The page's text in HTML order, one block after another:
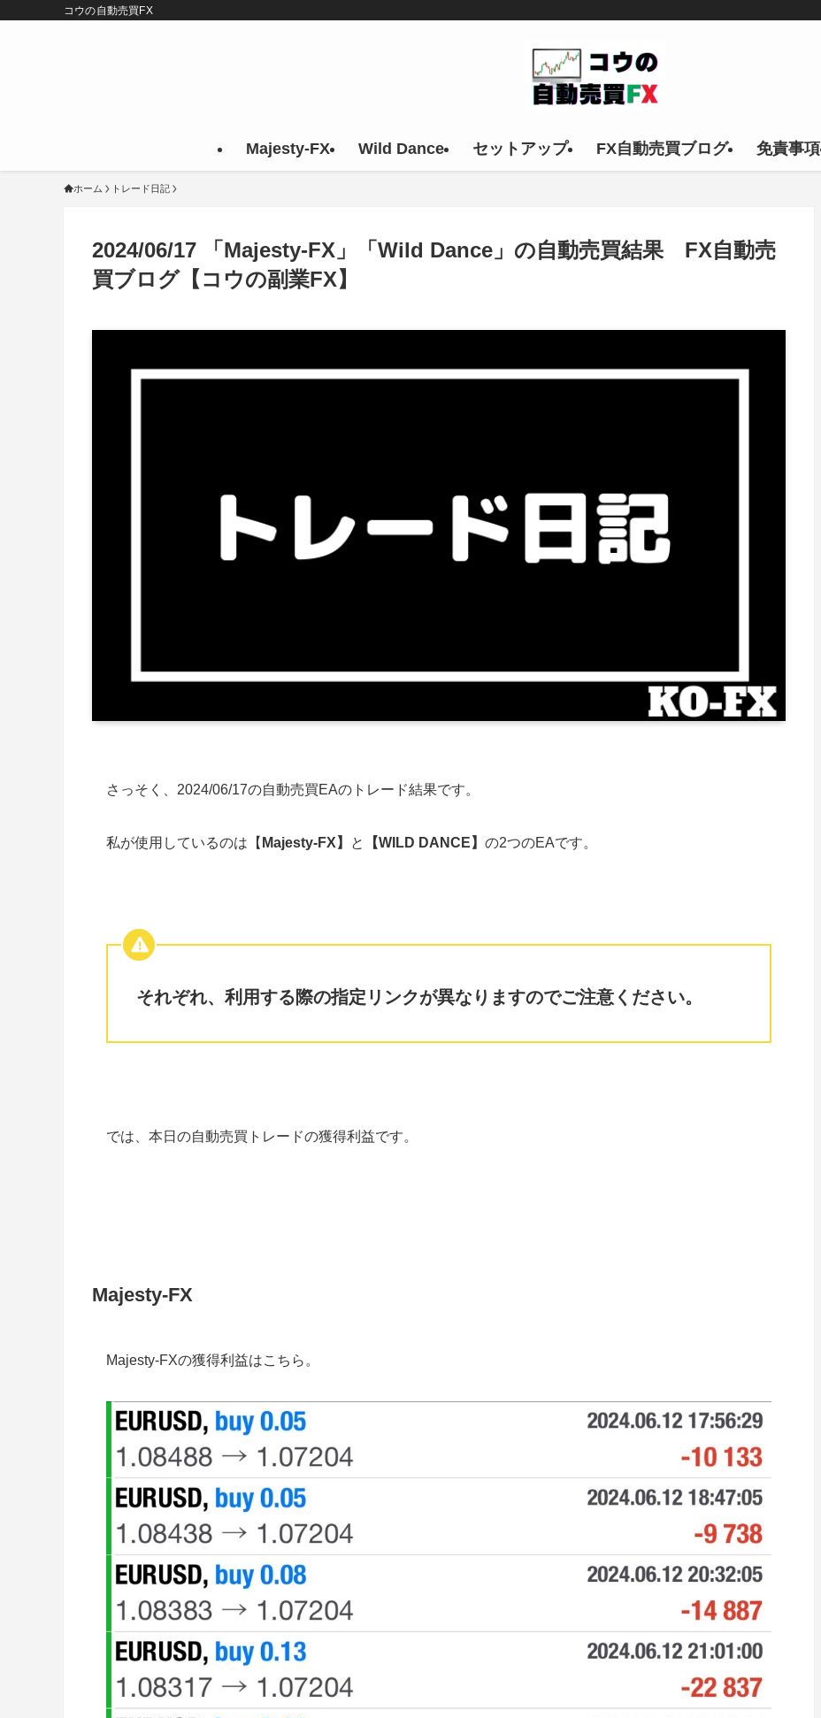
コウの自動売買FX
Majesty-FX Wild Dance セットアップ FX自動売買ブログ 免責事項
ホーム トレード日記
2024/06/17 「Majesty-FX」「Wild Dance」の自動売買結果 FX自動売
買ブログ【コウの副業FX】
さっそく、2024/06/17の自動売買EAのトレード結果です。
私が使用しているのは【 Majesty-FX】 と 【WILD DANCE】 の2つのEAです。
それぞれ、利用する際の指定リンクが異なりますのでご注意ください。
では、本日の自動売買トレードの獲得利益です。
Majesty-FX
Majesty-FXの獲得利益はこちら。